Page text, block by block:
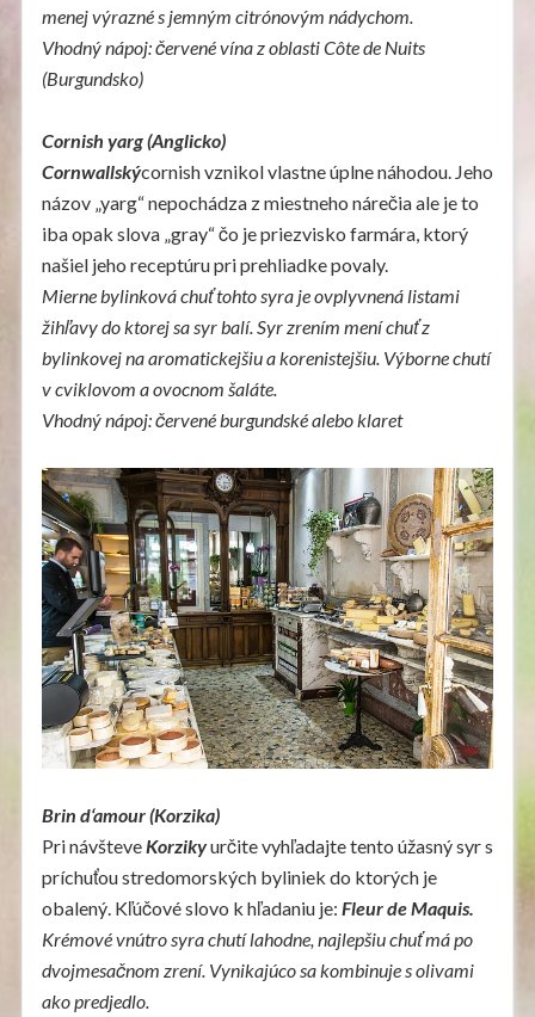
menej výrazné s jemným citrónovým nádychom.
Vhodný nápoj: červené vína z oblasti Côte de Nuits
(Burgundsko)
Cornish yarg (Anglicko)
Cornwallskýcornish vznikol vlastne úplne náhodou. Jeho
názov „yarg“ nepochádza z miestneho nárečia ale je to
iba opak slova „gray“ čo je priezvisko farmára, ktorý
našiel jeho receptúru pri prehliadke povaly.
Mierne bylinková chuť tohto syra je ovplyvnená listami
žihľavy do ktorej sa syr balí. Syr zrením mení chuť z
bylinkovej na aromatickejšiu a korenistejšiu. Výborne chutí
v cviklovom a ovocnom šaláte.
Vhodný nápoj: červené burgundské alebo klaret
Brin d‘amour (Korzika)
Pri návšteve Korzikyurčite vyhľadajte tento úžasný syr s
príchuťou stredomorských byliniek do ktorých je
obalený. Kľúčové slovo k hľadaniu je: Fleur de Maquis.
Krémové vnútro syra chutí lahodne, najlepšiu chuť má po
dvojmesačnom zrení. Vynikajúco sa kombinuje s olivami
ako predjedlo.